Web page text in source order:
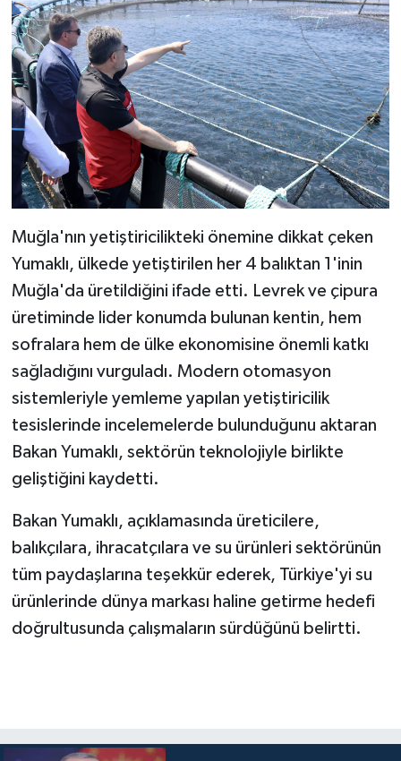
Muğla'nın yetiştiricilikteki önemine dikkat çeken
Yumaklı, ülkede yetiştirilen her 4 balıktan 1'inin
Muğla'da üretildiğini ifade etti. Levrek ve çipura
üretiminde lider konumda bulunan kentin, hem
sofralara hem de ülke ekonomisine önemli katkı
sağladığını vurguladı. Modern otomasyon
sistemleriyle yemleme yapılan yetiştiricilik
tesislerinde incelemelerde bulunduğunu aktaran
Bakan Yumaklı, sektörün teknolojiyle birlikte
geliştiğini kaydetti.
Bakan Yumaklı, açıklamasında üreticilere,
balıkçılara, ihracatçılara ve su ürünleri sektörünün
tüm paydaşlarına teşekkür ederek, Türkiye'yi su
ürünlerinde dünya markası haline getirme hedefi
doğrultusunda çalışmaların sürdüğünü belirtti.